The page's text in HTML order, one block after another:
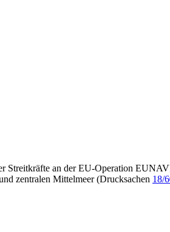
Streitkräfte an der EU-Operation
zentralen Mittelmeer (Drucksachen 18/